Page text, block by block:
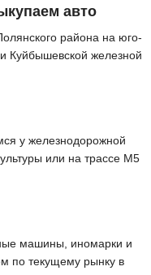
авто
района на юго-
Куйбышевской железной
у железнодорожной
или на трассе М5
машины, иномарки и
по текущему рынку в